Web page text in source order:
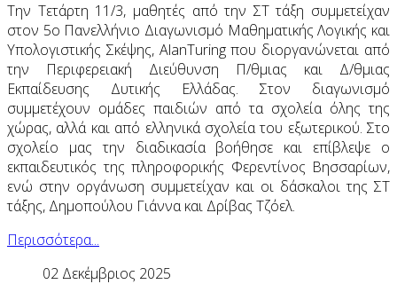
Την Τετάρτη 11/3, μαθητές από την ΣΤ τάξη συμμετείχαν
στον 5ο Πανελλήνιο Διαγωνισμό Μαθηματικής Λογικής και
Υπολογιστικής Σκέψης, AlanTuringπου διοργανώνεται από
την Περιφερειακή Διεύθυνση Π/θμιας και Δ/θμιας
Εκπαίδευσης Δυτικής Ελλάδας. Στον διαγωνισμό
συμμετέχουν ομάδες παιδιών από τα σχολεία όλης της
χώρας, αλλά και από ελληνικά σχολεία του εξωτερικού. Στο
σχολείο μας την διαδικασία βοήθησε και επίβλεψε ο
εκπαιδευτικός της πληροφορικής Φερεντίνος Βησσαρίων,
ενώ στην οργάνωση συμμετείχαν και οι δάσκαλοι της ΣΤ
τάξης, Δημοπούλου Γιάννα και Δρίβας Τζόελ.
Περισσότερα...
02 Δεκέμβριος 2025